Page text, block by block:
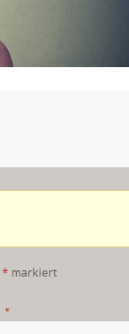
* markiert
*